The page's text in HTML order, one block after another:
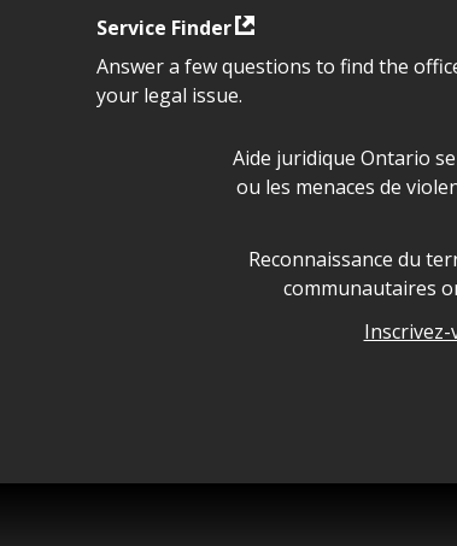
Service Finder
Answer a few questions to find the
your legal issue.
Déclaration sur la
Aide juridique Ontario
ou les menaces de
Legal Aid Ontario
Reconnaissance du
communautaires